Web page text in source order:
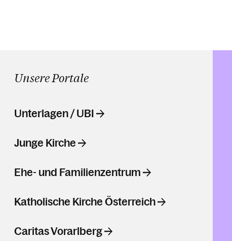
Unsere Portale
Unterlagen / UBI
Junge Kirche
Ehe- und Familienzentrum
Katholische Kirche Österreich
Caritas Vorarlberg